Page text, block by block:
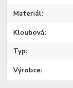
Materiál
Kloubová
Typ
Výrobce